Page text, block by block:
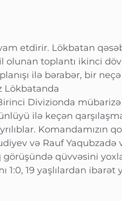
etdirir. Lökbatan
toplantı ikinci
ilə bərabər, bir
Lökbatanda
Divizionda mübarizə
ilə keçən
Komandamızın
və Rauf
qüvvəsini
1:0, 19 yaşlılardan ibarət